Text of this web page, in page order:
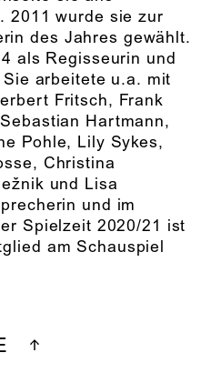
2011 wurde sie zur
des Jahres gewählt.
als Regisseurin und
arbeitete u.a. mit
Fritsch, Frank
Hartmann,
Pohle, Lily Sykes,
Christina
und Lisa
und im
Spielzeit 2020/21 ist
am Schauspiel